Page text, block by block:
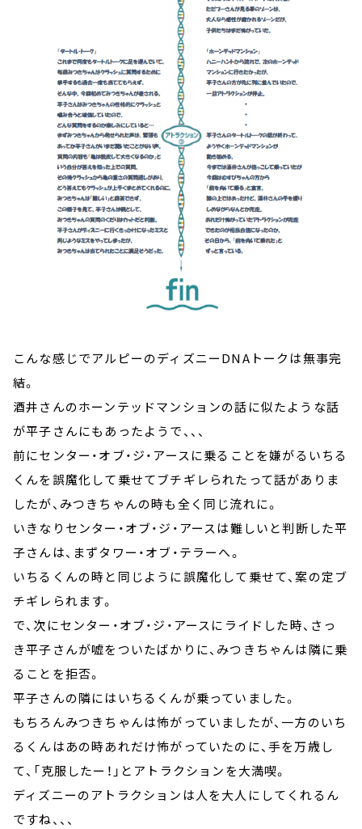
こんな感じでアルピーのディズニーDNAトークは無事完
結。
酒井さんのホーンテッドマンションの話に似たような話
が平子さんにもあったようで、、、
前にセンター・オブ・ジ・アースに乗ることを嫌がるいちる
くんを誤魔化して乗せてブチギレられたって話がありま
したが、みつきちゃんの時も全く同じ流れに。
いきなりセンター・オブ・ジ・アースは難しいと判断した平
子さんは、まずタワー・オブ・テラーへ。
いちるくんの時と同じように誤魔化して乗せて、案の定ブ
チギレられます。
で、次にセンター・オブ・ジ・アースにライドした時、さっ
き平子さんが嘘をついたばかりに、みつきちゃんは隣に乗
ることを拒否。
平子さんの隣にはいちるくんが乗っていました。
もちろんみつきちゃんは怖がっていましたが、一方のいち
るくんはあの時あれだけ怖がっていたのに、手を万歳し
て、「克服したー！」とアトラクションを大満喫。
ディズニーのアトラクションは人を大人にしてくれるん
ですね、、、